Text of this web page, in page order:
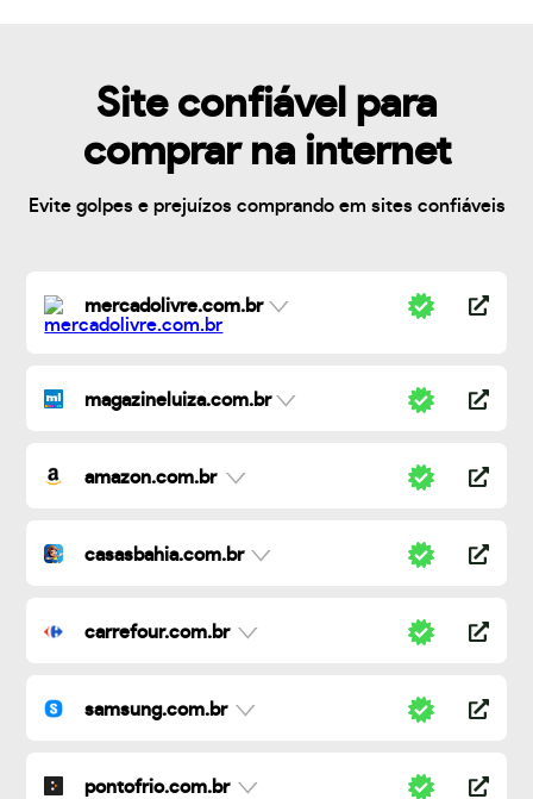
Site confiável para
comprar na internet
Evite golpes e prejuízos comprando em sites confiáveis
mercadolivre.com.br
magazineluiza.com.br
amazon.com.br
casasbahia.com.br
carrefour.com.br
samsung.com.br
pontofrio.com.br